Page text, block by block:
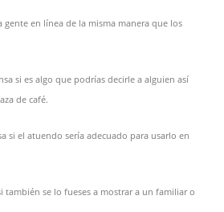
gente en línea de la misma manera que los
si es algo que podrías decirle a alguien así
de café.
si el atuendo sería adecuado para usarlo en
se lo fueses a mostrar a un familiar o